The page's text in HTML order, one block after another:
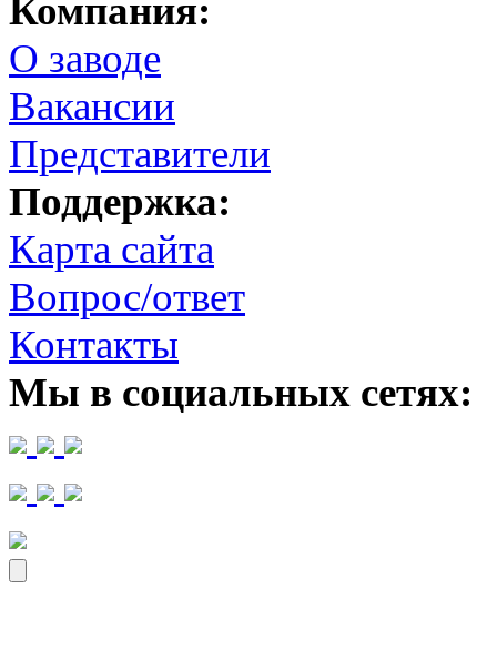
Компания:
О заводе
Вакансии
Представители
Поддержка:
Карта сайта
Вопрос/ответ
Контакты
Мы в социальных сетях: